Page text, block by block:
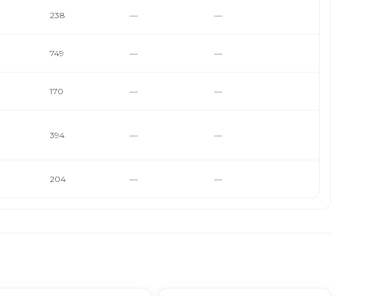
238 — —
749 — —
170 — —
394 — —
204 — —